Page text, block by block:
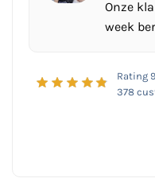
Onze
week
Rating
378